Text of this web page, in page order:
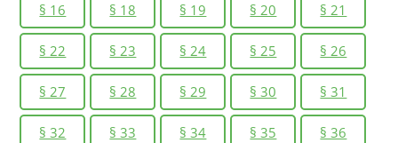
§ 16 § 18 § 19 § 20 § 21
§ 22 § 23 § 24 § 25 § 26
§ 27 § 28 § 29 § 30 § 31
§ 32 § 33 § 34 § 35 § 36